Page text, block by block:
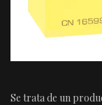
Se trata de un